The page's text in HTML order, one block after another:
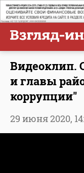
Видеоклип.
и главы
коррупции"
29 июня 2020,